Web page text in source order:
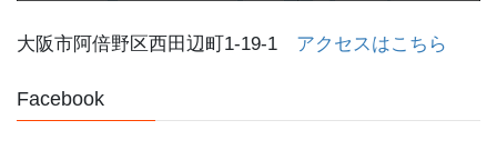
大阪市阿倍野区西田辺町1-19-1 アクセスはこちら
Facebook